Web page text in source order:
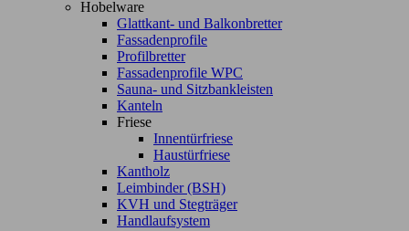
Hobelware
Glattkant- und Balkonbretter
Fassadenprofile
Profilbretter
Fassadenprofile WPC
Sauna- und Sitzbankleisten
Kanteln
Friese
Innentürfriese
Haustürfriese
Kantholz
Leimbinder (BSH)
KVH und Stegträger
Handlaufsystem